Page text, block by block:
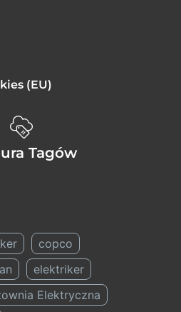
(EU)
Tagów
copco
elektriker
Elektryczna